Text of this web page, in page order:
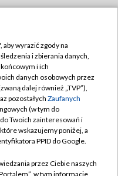
TVP
wyrazić zgody na
i zbierania danych,
i ich
danych osobowych przez
dalej również „TVP”),
pozostałych Zaufanych
(w tym do
Twoich zainteresowań i
wskazujemy poniżej, a
PPID do Google.
przez Ciebie naszych
w tym informacje